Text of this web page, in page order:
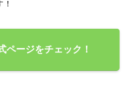
ページをチェック！